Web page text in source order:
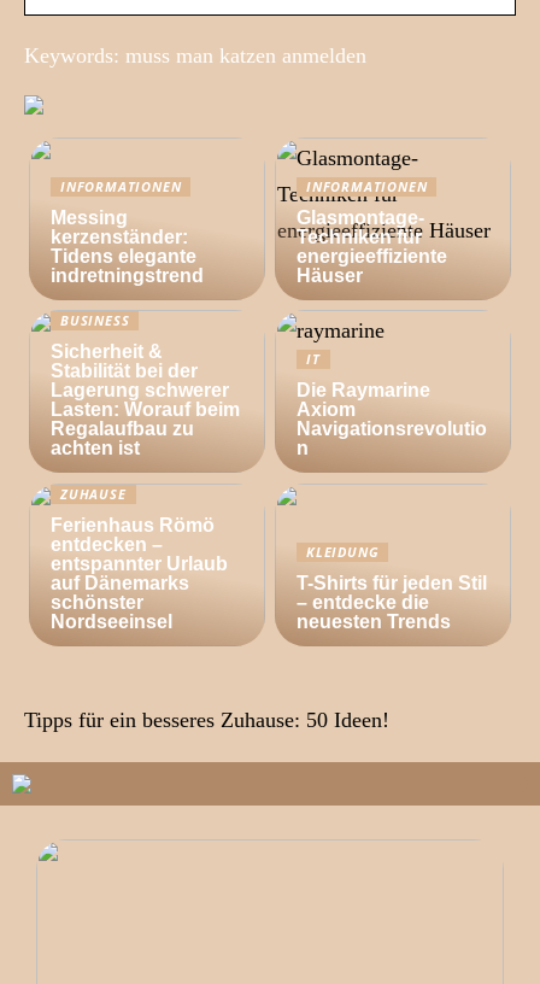
Keywords: muss man katzen anmelden
INFORMATIONEN
Messing
kerzenständer:
Tidens elegante
indretningstrend
INFORMATIONEN
Glasmontage-
Techniken für
energieeffiziente
Häuser
BUSINESS
Sicherheit &
Stabilität bei der
Lagerung schwerer
Lasten: Worauf beim
Regalaufbau zu
achten ist
IT
Die Raymarine
Axiom
Navigationsrevolutio
n
ZUHAUSE
Ferienhaus Römö
entdecken –
entspannter Urlaub
auf Dänemarks
schönster
Nordseeinsel
KLEIDUNG
T-Shirts für jeden Stil
– entdecke die
neuesten Trends
Tipps für ein besseres Zuhause: 50 Ideen!